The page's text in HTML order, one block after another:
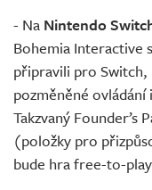
- Na Nintendo
Bohemia Interactive
připravili pro
pozměněné
Takzvaný Founder’s
(položky pro
bude hra free-to-